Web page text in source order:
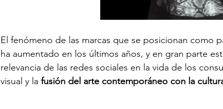
El fenómeno de las marcas que se posicionan como
ha aumentado en los últimos años, y en gran parte
relevancia de las redes sociales en la vida de los
visual y la fusión del arte contemporáneo con la